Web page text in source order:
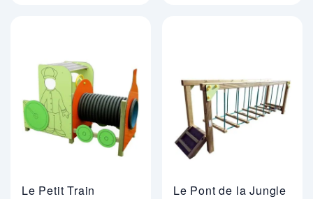
Le Petit Train Le Pont de la Jungle